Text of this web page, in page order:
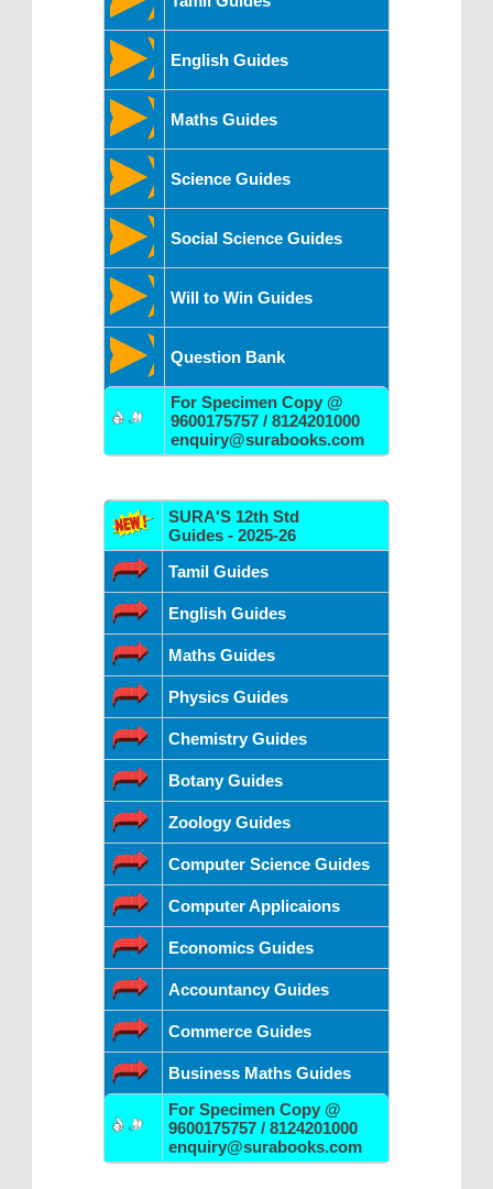
English Guides
Maths Guides
Science Guides
Social Science Guides
Will to Win Guides
Question Bank
For Specimen Copy @
9600175757 / 8124201000
enquiry@surabooks.com
SURA'S 12th Std
Guides - 2025-26
Tamil Guides
English Guides
Maths Guides
Physics Guides
Chemistry Guides
Botany Guides
Zoology Guides
Computer Science Guides
Computer Applicaions
Economics Guides
Accountancy Guides
Commerce Guides
Business Maths Guides
For Specimen Copy @
9600175757 / 8124201000
enquiry@surabooks.com